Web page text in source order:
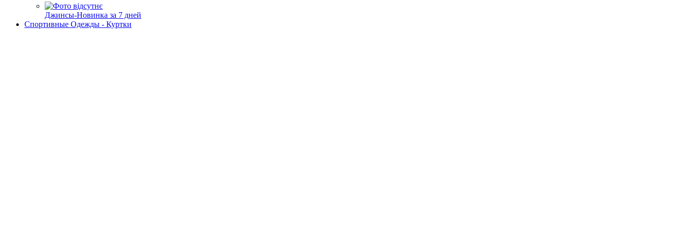
Джинсы-Новинка за 7 дней
Спортивные Одежды - Куртки